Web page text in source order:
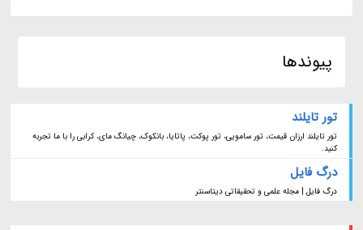
پیوندها
تور تایلند
تور تایلند ارزان قیمت، تور سامویی، تور پوکت، پاتایا، بانکوک، چیانگ مای، کرابی را با ما تجربه
کنید.
درگ فایل
درگ فایل | مجله علمی و تحقیقاتی دیتاسنتر